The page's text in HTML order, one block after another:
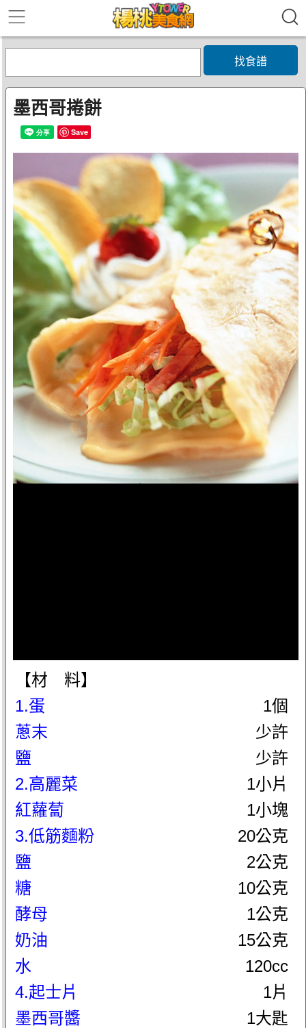
找食譜
墨西哥捲餅
Save
【材 料】
1.蛋
1個
蔥末
少許
鹽
少許
2.高麗菜
1小片
紅蘿蔔
1小塊
3.低筋麵粉
20公克
鹽
2公克
糖
10公克
酵母
1公克
奶油
15公克
水
120cc
4.起士片
1片
墨西哥醬
1大匙